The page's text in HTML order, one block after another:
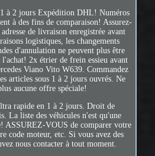
à 2 jours Expédition DHL! Numéros
à des fins de comparaison! Assurez-
de livraison enregistrée avant
logistiques, les changements
d'annulation ne peuvent plus être
l'achat! 2x étrier de frein essieu avant
Viano Vito W639. Commandez
articles sous 1 à 2 jours ouvrés. Ne
aucune offre spéciale!
rapide en 1 à 2 jours. Droit de
La liste des véhicules n'est qu'une
ASSUREZ-VOUS de comparer votre
code moteur, etc. Si vous avez des
nous contacter à tout moment.